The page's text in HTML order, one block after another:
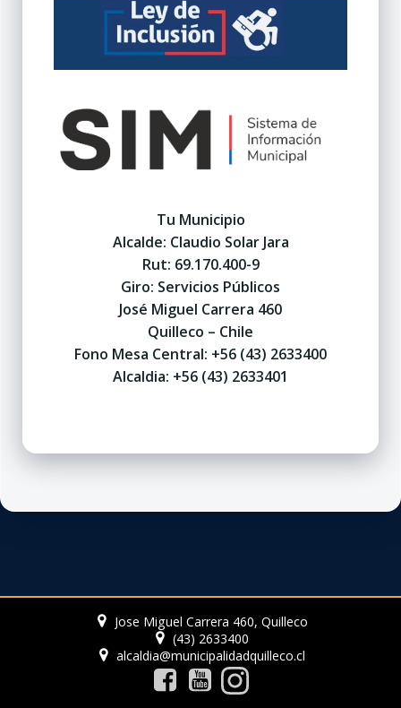
Tu Municipio
Alcalde: Claudio Solar Jara
Rut: 69.170.400-9
Giro: Servicios Públicos
José Miguel Carrera 460
Quilleco – Chile
Fono Mesa Central: +56 (43) 2633400
Alcaldia: +56 (43) 2633401
Jose Miguel Carrera 460, Quilleco
(43) 2633400
alcaldia@municipalidadquilleco.cl